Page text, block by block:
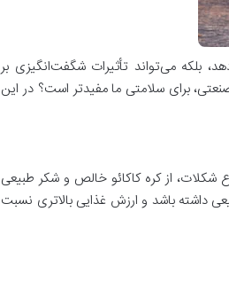
بلکه می‌تواند تأثیرات شگفت‌انگیزی بر
برای سلامتی ما مفیدتر است؟ در این
شکلات، از کره کاکائو خالص و شکر طبیعی
داشته باشد و ارزش غذایی بالاتری نسبت